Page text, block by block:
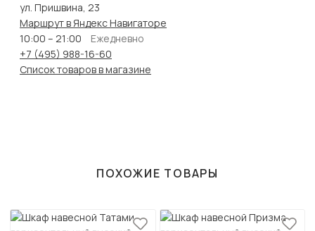
ул. Пришвина, 23
Маршрут в Яндекс Навигаторе
10:00 – 21:00
Ежедневно
+7 (495) 988-16-60
Список товаров в магазине
ПОХОЖИЕ ТОВАРЫ